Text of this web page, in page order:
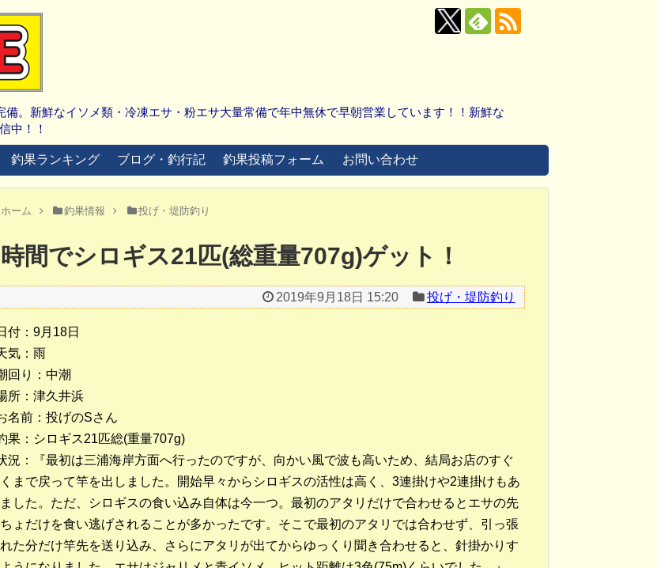
。新鮮なイソメ類・冷凍エサ・粉エサ大量常備で年中無休で早朝営業しています！！新鮮な
中！！
釣果ランキング ブログ・釣行記 釣果投稿フォーム お問い合わせ
ホーム 釣果情報 投げ・堤防釣り
間でシロギス21匹(総重量707g)ゲット！
2019年9月18日 15:20 投げ・堤防釣り
付：9月18日
気：雨
回り：中潮
所：津久井浜
名前：投げのSさん
果：シロギス21匹総(重量707g)
況：『最初は三浦海岸方面へ行ったのですが、向かい風で波も高いため、結局お店のすぐ
まで戻って竿を出しました。開始早々からシロギスの活性は高く、3連掛けや2連掛けもあ
ました。ただ、シロギスの食い込み自体は今一つ。最初のアタリだけで合わせるとエサの先
ょだけを食い逃げされることが多かったです。そこで最初のアタリでは合わせず、引っ張
た分だけ竿先を送り込み、さらにアタリが出てからゆっくり聞き合わせると、針掛かりす